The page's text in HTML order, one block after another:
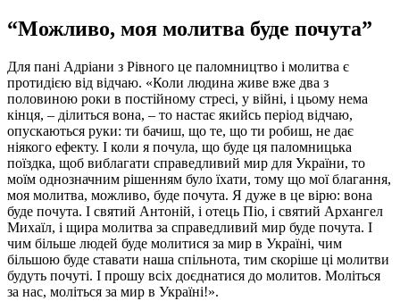
“Можливо, моя молитва буде почута”
Для пані Адріани з Рівного це паломництво і молитва є
протидією від відчаю. «Коли людина живе вже два з
половиною роки в постійному стресі, у війні, і цьому нема
кінця, – ділиться вона, – то настає якийсь період відчаю,
опускаються руки: ти бачиш, що те, що ти робиш, не дає
ніякого ефекту. І коли я почула, що буде ця паломницька
поїздка, щоб виблагати справедливий мир для України, то
моїм однозначним рішенням було їхати, тому що мої благання,
моя молитва, можливо, буде почута. Я дуже в це вірю: вона
буде почута. І святий Антоній, і отець Піо, і святий Архангел
Михаїл, і щира молитва за справедливий мир буде почута. І
чим більше людей буде молитися за мир в Україні, чим
більшою буде ставати наша спільнота, тим скоріше ці молитви
будуть почуті. І прошу всіх доєднатися до молитов. Моліться
за нас, моліться за мир в Україні!».